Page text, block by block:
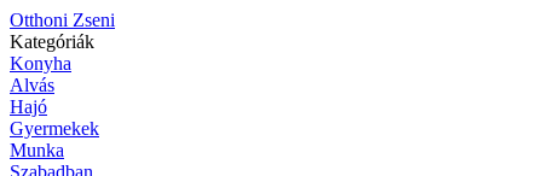
Otthoni Zseni
Kategóriák
Konyha
Alvás
Hajó
Gyermekek
Munka
Szabadban